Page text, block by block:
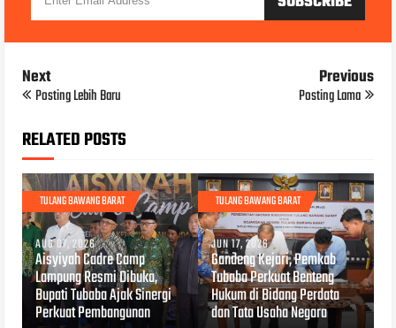
Next
Posting Lebih Baru
Previous
Posting Lama
RELATED POSTS
TULANG BAWANG BARAT
AUG 07, 2026
Aisyiyah Cadre Camp
Lampung Resmi Dibuka,
Bupati Tubaba Ajak Sinergi
Perkuat Pembangunan
TULANG BAWANG BARAT
JUN 17, 2026
Gandeng Kejari, Pemkab
Tubaba Perkuat Benteng
Hukum di Bidang Perdata
dan Tata Usaha Negara